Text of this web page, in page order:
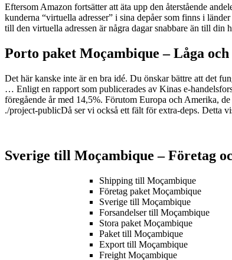
Eftersom Amazon fortsätter att äta upp den återstående
kunderna “virtuella adresser” i sina depåer som finns i
till den virtuella adressen är några dagar snabbare än till din
Porto paket Moçambique – Låga
Det här kanske inte är en bra idé. Du önskar bättre att det
… Enligt en rapport som publicerades av Kinas e-
föregående år med 14,5%. Förutom Europa och Amerika,
./project-publicDå ser vi också ett fält för extra-deps. Detta
Sverige till Moçambique – Företag
Shipping till Moçambique
Företag paket Moçambique
Sverige till Moçambique
Forsandelser till Moçambique
Stora paket Moçambique
Paket till Moçambique
Export till Moçambique
Freight Moçambique